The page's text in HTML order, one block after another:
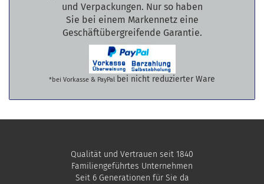
und Verpackungen. Nur so haben
Sie bei einem Markennetz eine
Geschäftübergreifende Garantie.
*bei Vorkasse & PayPal bei nicht reduzierter Ware
Qualität und Vertrauen seit 1840
Familiengeführtes Unternehmen
Seit 6 Generationen für Sie da